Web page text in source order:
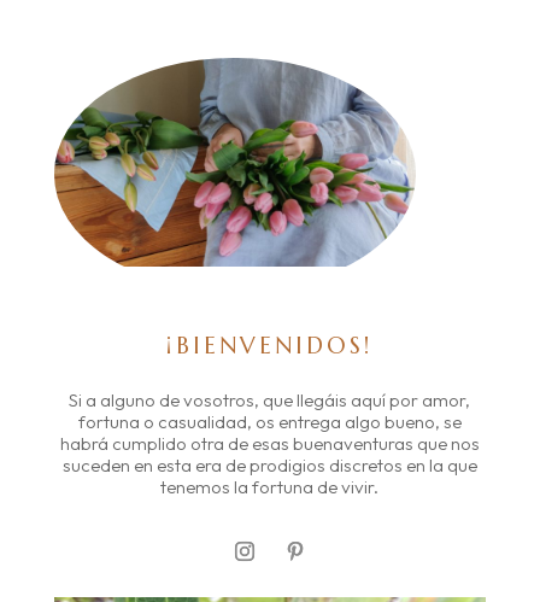
¡BIENVENIDOS!
Si a alguno de vosotros, que llegáis aquí por amor,
fortuna o casualidad, os entrega algo bueno, se
habrá cumplido otra de esas buenaventuras que nos
suceden en esta era de prodigios discretos en la que
tenemos la fortuna de vivir.